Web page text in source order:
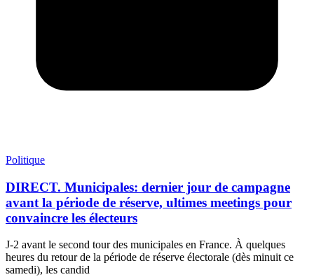
Politique
DIRECT. Municipales: dernier jour de campagne
avant la période de réserve, ultimes meetings pour
convaincre les électeurs
J-2 avant le second tour des municipales en France. À quelques
heures du retour de la période de réserve électorale (dès minuit ce
samedi), les candid